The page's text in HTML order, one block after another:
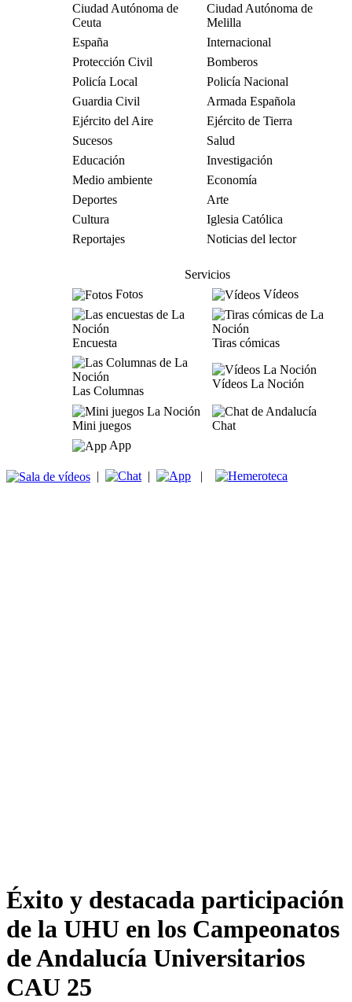
Ciudad Autónoma de
Ceuta
Ciudad Autónoma de
Melilla
España
Internacional
Protección Civil
Bomberos
Policía Local
Policía Nacional
Guardia Civil
Armada Española
Ejército del Aire
Ejército de Tierra
Sucesos
Salud
Educación
Investigación
Medio ambiente
Economía
Deportes
Arte
Cultura
Iglesia Católica
Reportajes
Noticias del lector
Servicios
Fotos
Vídeos
Encuesta Tiras cómicas
Las Columnas
Vídeos La Noción
Mini juegos
Chat
App
| | |
Éxito y destacada participación
de la UHU en los Campeonatos
de Andalucía Universitarios
CAU 25